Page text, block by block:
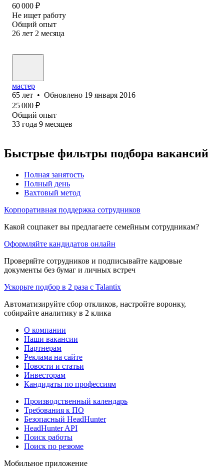
60 000 ₽
Не ищет работу
Общий опыт
26 лет 2 месяца
мастер
65 лет • Обновлено 19 января 2016
25 000 ₽
Общий опыт
33 года 9 месяцев
Быстрые фильтры подбора вакансий
Полная занятость
Полный день
Вахтовый метод
Корпоративная поддержка сотрудников
Какой соцпакет вы предлагаете семейным сотрудникам?
Оформляйте кандидатов онлайн
Проверяйте сотрудников и подписывайте кадровые
документы без бумаг и личных встреч
Ускорьте подбор в 2 раза с Talantix
Автоматизируйте сбор откликов, настройте воронку,
собирайте аналитику в 2 клика
О компании
Наши вакансии
Партнерам
Реклама на сайте
Новости и статьи
Инвесторам
Кандидаты по профессиям
Производственный календарь
Требования к ПО
Безопасный HeadHunter
HeadHunter API
Поиск работы
Поиск по резюме
Мобильное приложение